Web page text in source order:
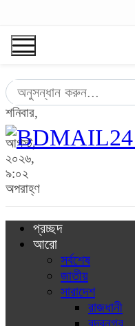
শনিবার,
৮
আগস্ট,
২০২৬,
৯:০২
অপরাহ্ণ
প্রচ্ছদ
আরো
সর্বশেষ
জাতীয়
সারাদেশ
রাজধানী